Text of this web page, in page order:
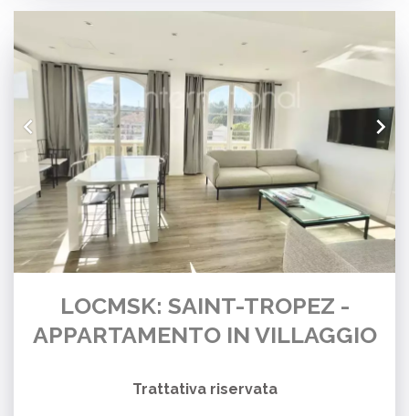
LOCMSK: SAINT-TROPEZ -
APPARTAMENTO IN VILLAGGIO
Trattativa riservata